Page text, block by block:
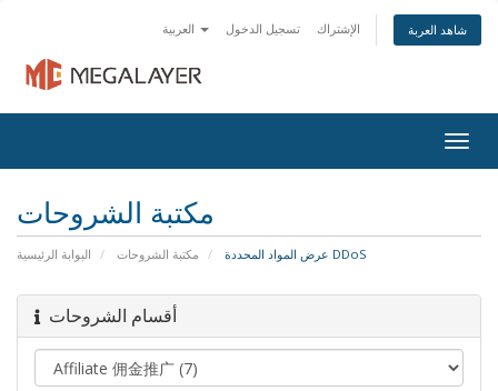
تسجيل الدخول الإشتراك شاهد العربة
مكتبة الشروحات
البوابة الرئيسية مكتبة الشروحات عرض المواد المحددة DDoS
أقسام الشروحات